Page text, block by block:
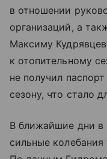
в отношении
организаций, а
Максиму
к отопительному
не получил
сезону, что стало
В ближайшие дни
сильные